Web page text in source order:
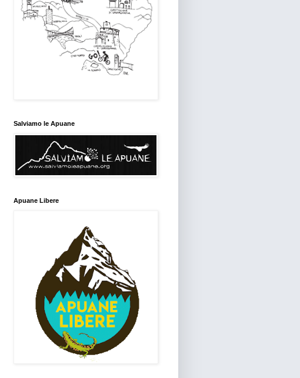
Salviamo le Apuane
Apuane Libere